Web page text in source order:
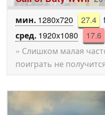
мин. 1280x720 27.4
сред. 1920x1080 17.6
» Слишком малая
поиграть не